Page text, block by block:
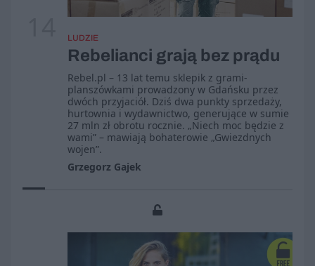
LUDZIE
Rebelianci grają bez prądu
Rebel.pl – 13 lat temu sklepik z grami-
planszówkami prowadzony w Gdańsku przez
dwóch przyjaciół. Dziś dwa punkty sprzedaży,
hurtownia i wydawnictwo, generujące w sumie
27 mln zł obrotu rocznie. „Niech moc będzie z
wami” – mawiają bohaterowie „Gwiezdnych
wojen”.
Grzegorz Gajek